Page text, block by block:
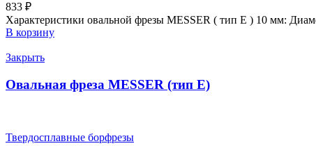
833 ₽
Характеристики овальной фрезы MESSER ( тип E ) 10 мм:
В корзину
Закрыть
Овальная фреза MESSER (тип E)
Твердосплавные борфрезы